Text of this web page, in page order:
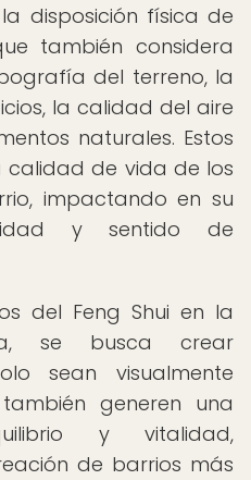
disposición física de
también considera
del terreno, la
la calidad del aire
naturales. Estos
calidad de vida de los
impactando en su
y sentido de
del Feng Shui en la
se busca crear
sean visualmente
generen una
y vitalidad,
de barrios más